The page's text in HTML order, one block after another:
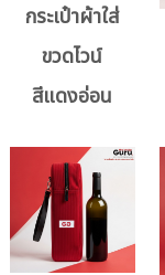
กระเป๋าผ้าใส่
ขวดไวน์
สีแดงอ่อน